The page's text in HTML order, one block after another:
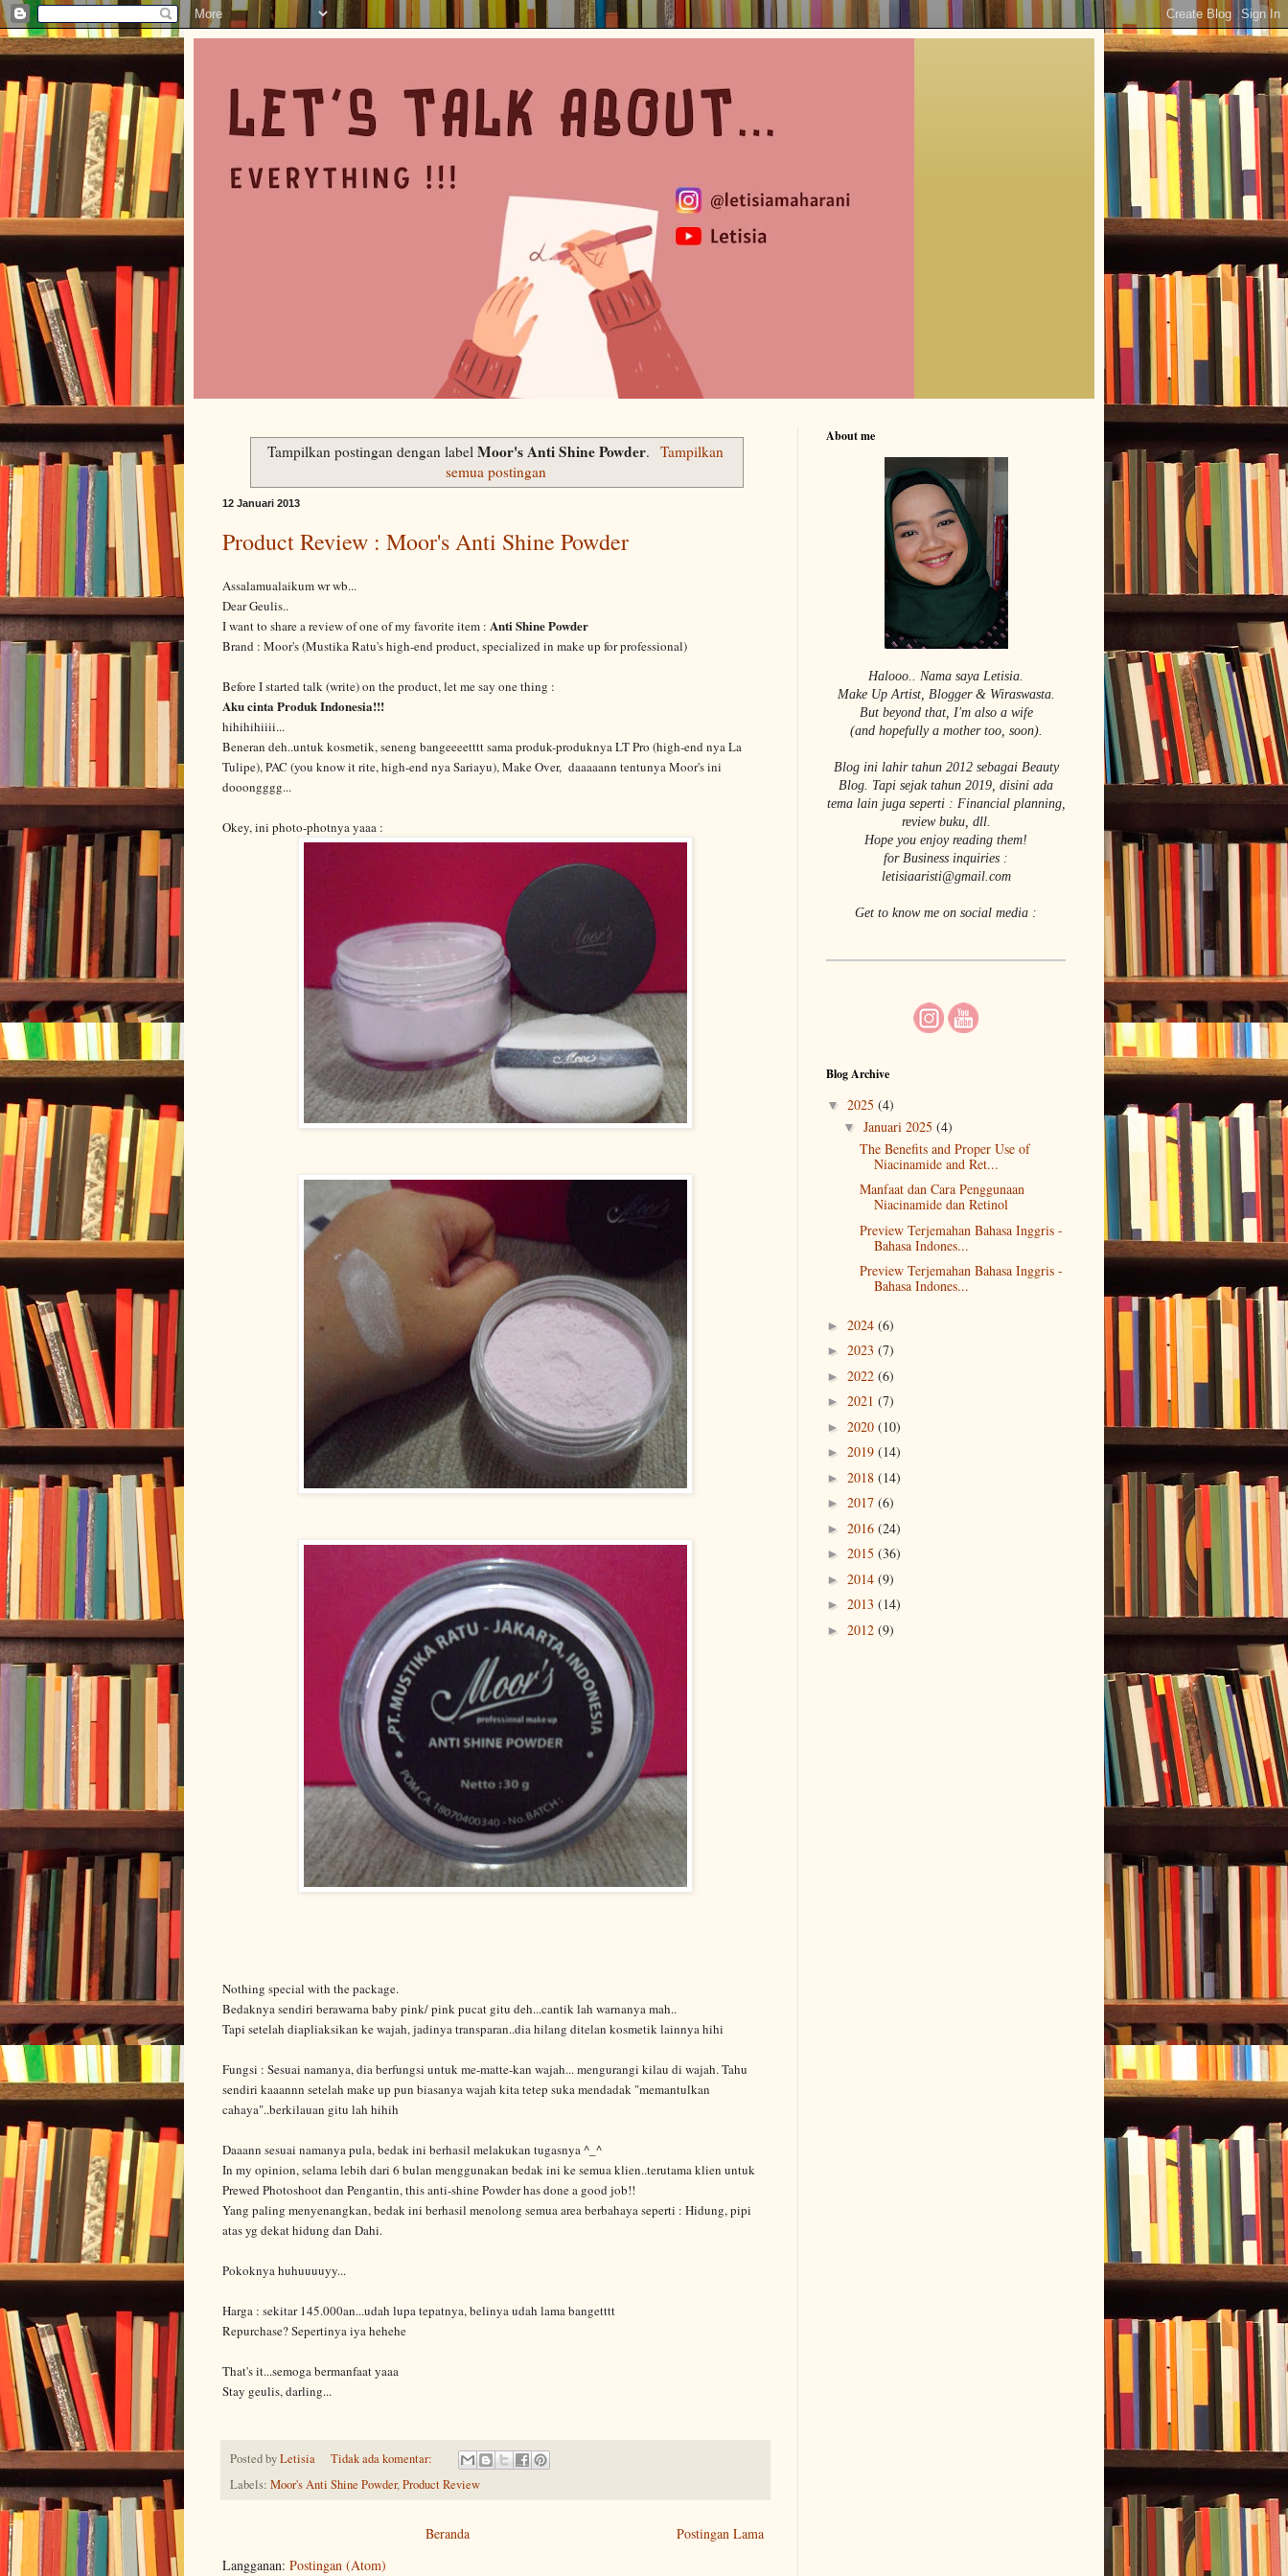
Tampilkan postingan dengan labelMoor's Anti Shine Powder. Tampilkan
semua postingan
12 Januari 2013
Product Review : Moor's Anti Shine Powder
Assalamualaikum wr wb...
Dear Geulis..
I want to share a review of one of my favorite item : Anti Shine Powder
Brand : Moor's (Mustika Ratu's high-end product, specialized in make up for professional)
Before I started talk (write) on the product, let me say one thing :
Aku cinta Produk Indonesia!!!
hihihihiiii...
Beneran deh..untuk kosmetik, seneng bangeeeetttt sama produk-produknya LT Pro (high-end nya La
Tulipe), PAC (you know it rite, high-end nya Sariayu), Make Over, daaaaann tentunya Moor's ini
dooongggg...
Okey, ini photo-photnya yaaa :
Nothing special with the package.
Bedaknya sendiri berawarna baby pink/ pink pucat gitu deh...cantik lah warnanya mah..
Tapi setelah diapliaksikan ke wajah, jadinya transparan..dia hilang ditelan kosmetik lainnya hihi
Fungsi : Sesuai namanya, dia berfungsi untuk me-matte-kan wajah... mengurangi kilau di wajah. Tahu
sendiri kaaannn setelah make up pun biasanya wajah kita tetep suka mendadak "memantulkan
cahaya"..berkilauan gitu lah hihih
Daaann sesuai namanya pula, bedak ini berhasil melakukan tugasnya ^_^
In my opinion, selama lebih dari 6 bulan menggunakan bedak ini ke semua klien..terutama klien untuk
Prewed Photoshoot dan Pengantin, this anti-shine Powder has done a good job!!
Yang paling menyenangkan, bedak ini berhasil menolong semua area berbahaya seperti : Hidung, pipi
atas yg dekat hidung dan Dahi.
Pokoknya huhuuuuyy...
Harga : sekitar 145.000an...udah lupa tepatnya, belinya udah lama bangetttt
Repurchase? Sepertinya iya hehehe
That's it...semoga bermanfaat yaaa
Stay geulis, darling...
Posted byLetisia
Tidak ada komentar:
Labels: Moor's Anti Shine Powder,Product Review
Postingan Lama
Beranda
Langganan: Postingan (Atom)
About me
Halooo.. Nama saya Letisia.
Make Up Artist, Blogger & Wiraswasta.
But beyond that, I'm also a wife
(and hopefully a mother too, soon).
Blog ini lahir tahun 2012 sebagai Beauty
Blog. Tapi sejak tahun 2019, disini ada
tema lain juga seperti : Financial planning,
review buku, dll.
Hope you enjoy reading them!
for Business inquiries :
letisiaaristi@gmail.com
Get to know me on social media :
Blog Archive
▼ 2025 (4)
▼ Januari 2025 (4)
The Benefits and Proper Use of
Niacinamide and Ret...
Manfaat dan Cara Penggunaan
Niacinamide dan Retinol
Preview Terjemahan Bahasa Inggris -
Bahasa Indones...
Preview Terjemahan Bahasa Inggris -
Bahasa Indones...
► 2024 (6)
► 2023 (7)
► 2022 (6)
► 2021 (7)
► 2020 (10)
► 2019 (14)
► 2018 (14)
► 2017 (6)
► 2016 (24)
► 2015 (36)
► 2014 (9)
► 2013 (14)
► 2012 (9)